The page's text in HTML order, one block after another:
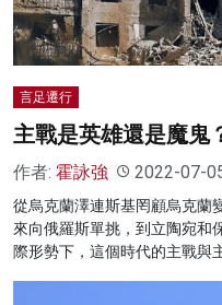
言足遷行
主戰是英雄還是魔鬼
作者: 霍詠強 2022-07-
從烏克蘭澤連斯基罔顧烏克蘭
來向俄羅斯單挑，到立陶宛和
際形勢下，這個時代的主戰與